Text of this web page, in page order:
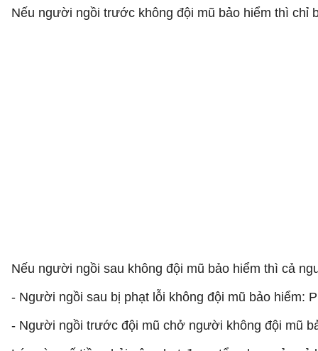
Nếu người ngồi trước không đội mũ bảo hiểm thì chỉ
Nếu người ngồi sau không đội mũ bảo hiểm thì cả
- Người ngồi sau bị phạt lỗi không đội mũ bảo hiểm:
- Người ngồi trước đội mũ chở người không đội mũ